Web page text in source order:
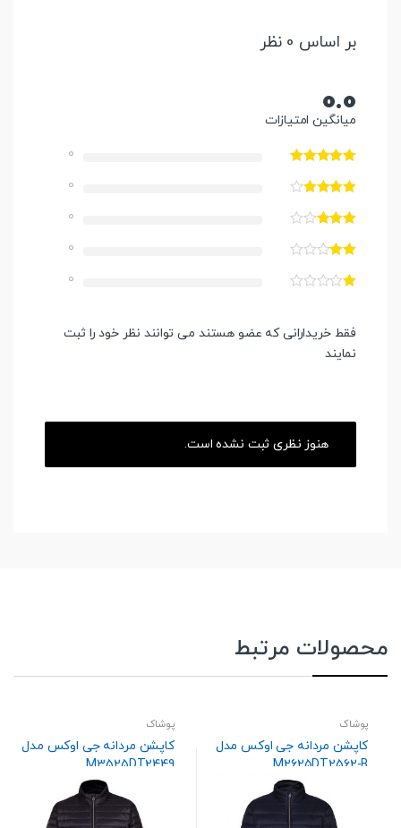
بر اساس 0 نظر
0.0
میانگین امتیازات
0
0
0
0
0
فقط خریدارانی که عضو هستند می توانند نظر خود را ثبت
نمایند
هنوز نظری ثبت نشده است.
محصولات مرتبط
پوشاک
کاپشن مردانه جی اوکس مدل
M3525DT2449
پوشاک
کاپشن مردانه جی اوکس مدل
M2625DT2562-B